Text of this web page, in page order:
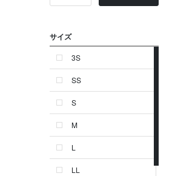
オレンジ系
シルバー系
ゴールド系
その他
イニシャル
OTHERS
サイズ
3S
SS
S
M
L
LL